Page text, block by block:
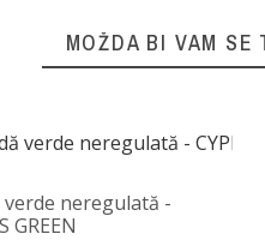
MOŽDA BI VAM SE
neregulată -
GREEN